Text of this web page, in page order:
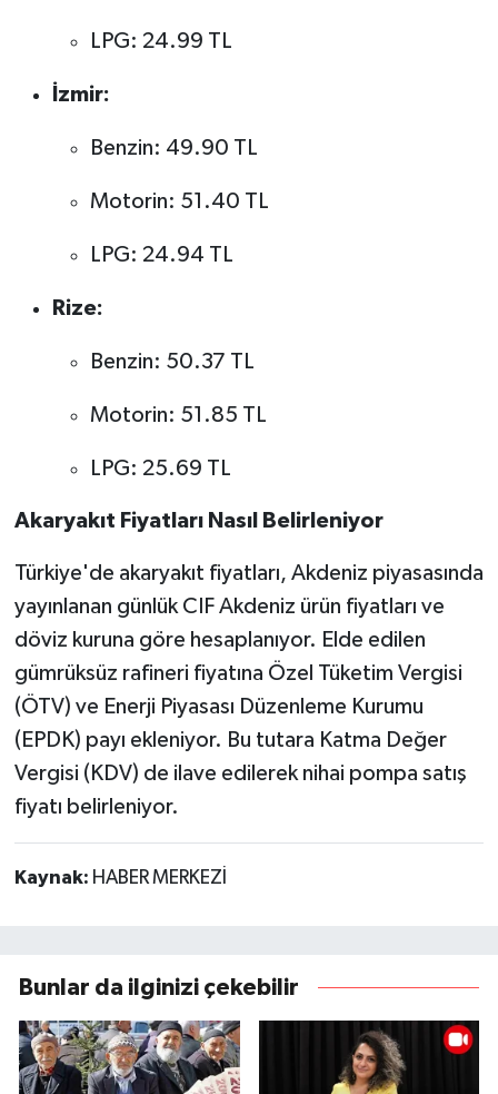
LPG: 24.99 TL
İzmir:
Benzin: 49.90 TL
Motorin: 51.40 TL
LPG: 24.94 TL
Rize:
Benzin: 50.37 TL
Motorin: 51.85 TL
LPG: 25.69 TL
Akaryakıt Fiyatları Nasıl Belirleniyor
Türkiye'de akaryakıt fiyatları, Akdeniz piyasasında
yayınlanan günlük CIF Akdeniz ürün fiyatları ve
döviz kuruna göre hesaplanıyor. Elde edilen
gümrüksüz rafineri fiyatına Özel Tüketim Vergisi
(ÖTV) ve Enerji Piyasası Düzenleme Kurumu
(EPDK) payı ekleniyor. Bu tutara Katma Değer
Vergisi (KDV) de ilave edilerek nihai pompa satış
fiyatı belirleniyor.
Kaynak: HABER MERKEZİ
Bunlar da ilginizi çekebilir